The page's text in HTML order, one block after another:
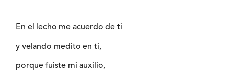
En el lecho me acuerdo de ti
y velando medito en ti,
porque fuiste mi auxilio,